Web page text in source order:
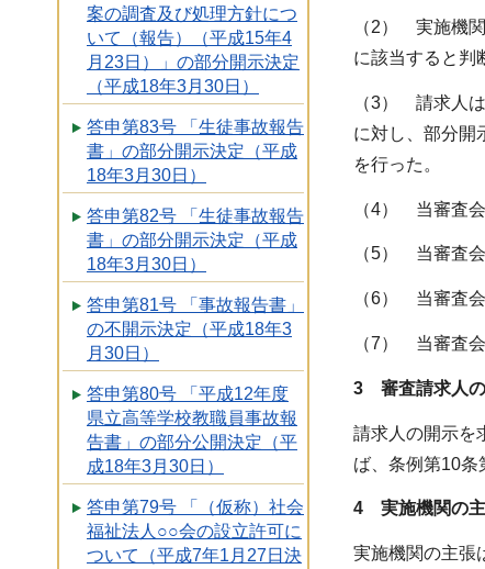
案の調査及び処理方針につ
いて（報告）（平成15年4
月23日）」の部分開示決定
（平成18年3月30日）
答申第83号 「生徒事故報告
書」の部分開示決定（平成
18年3月30日）
答申第82号 「生徒事故報告
書」の部分開示決定（平成
18年3月30日）
答申第81号 「事故報告書」
の不開示決定（平成18年3
月30日）
答申第80号 「平成12年度
県立高等学校教職員事故報
告書」の部分公開決定（平
成18年3月30日）
答申第79号 「（仮称）社会
福祉法人○○会の設立許可に
ついて（平成7年1月27日決
（2） 実施機
に該当すると判
（3） 請求人
に対し、部分開
を行った。
（4） 当審査
（5） 当審査
（6） 当審査
（7） 当審査
3 審査請求人
請求人の開示を
ば、条例第10条
4 実施機関の
実施機関の主張